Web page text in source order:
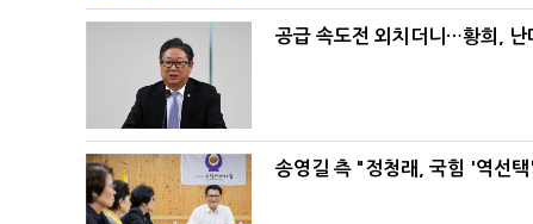
공급 속도전 외치더니…황희,
송영길 측 "정청래, 국힘 '역선